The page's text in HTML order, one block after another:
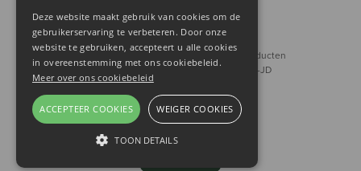
Privacy Policy
Vraag naar onze FSC® gecertificeerde producten
FSC® COC nummer : SCS-COC-005219-JD
Deze website maakt gebruik van cookies om de
gebruikerservaring te verbeteren. Door onze
website te gebruiken, accepteert u alle cookies
in overeenstemming met ons cookiebeleid.
Meer over ons cookiebeleid
ACCEPTEER COOKIES WEIGER COOKIES
TOON DETAILS